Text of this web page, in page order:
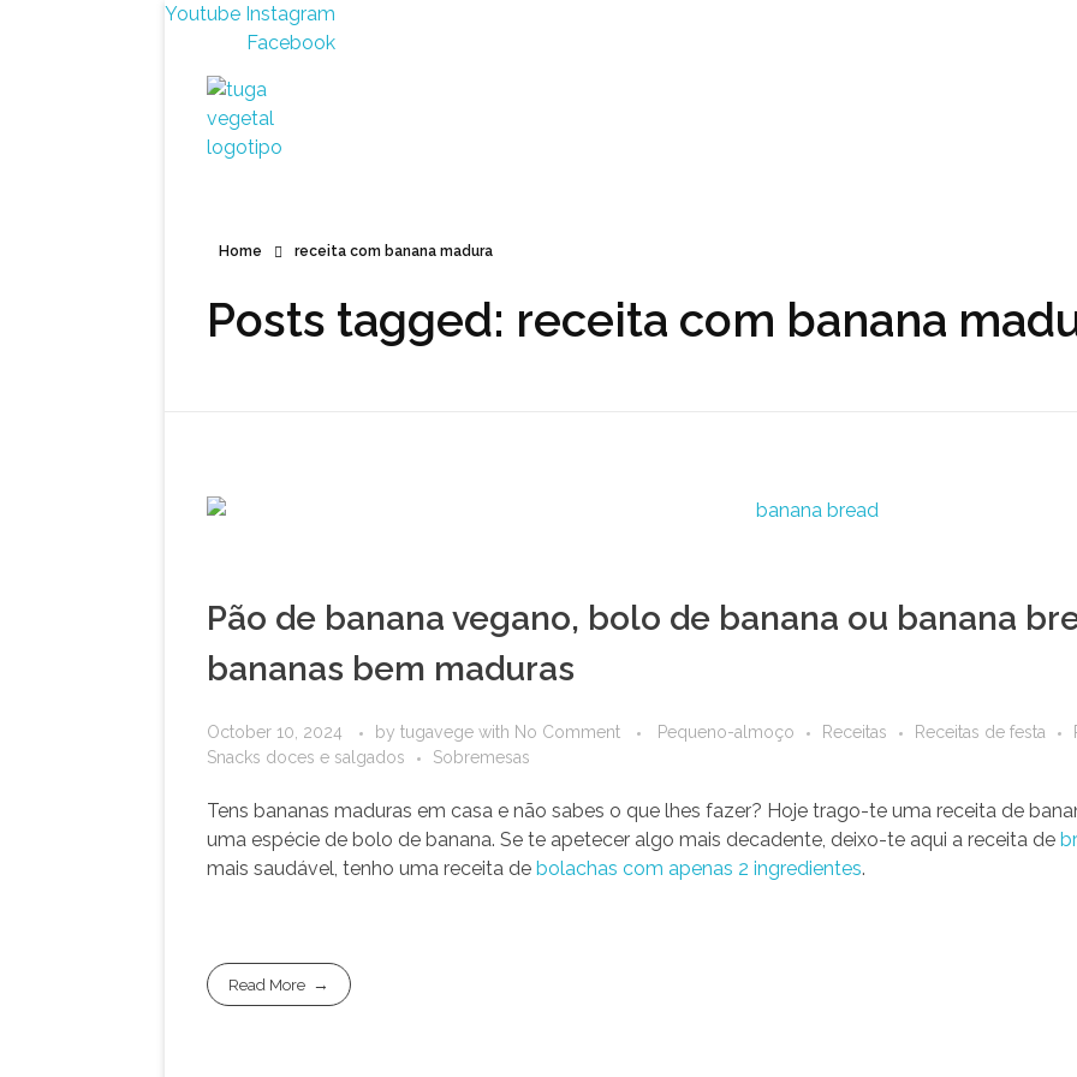
Youtube Instagram
Facebook
Home receita com banana madura
Posts tagged: receita com banana
Pão de banana vegano, bolo de banana ou banana
bananas bem maduras
October 10, 2024 by tugavege with No Comment Pequeno-almoço Receitas Receitas de festa
Snacks doces e salgados
Sobremesas
Tens bananas maduras em casa e não sabes o que lhes fazer? Hoje trago-te uma receita de
uma espécie de bolo de banana. Se te apetecer algo mais decadente, deixo-te aqui a receita de
mais saudável, tenho uma receita de bolachas com apenas 2 ingredientes.
Read More